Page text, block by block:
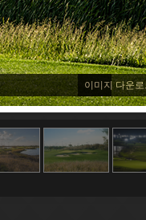
이미지 다운로